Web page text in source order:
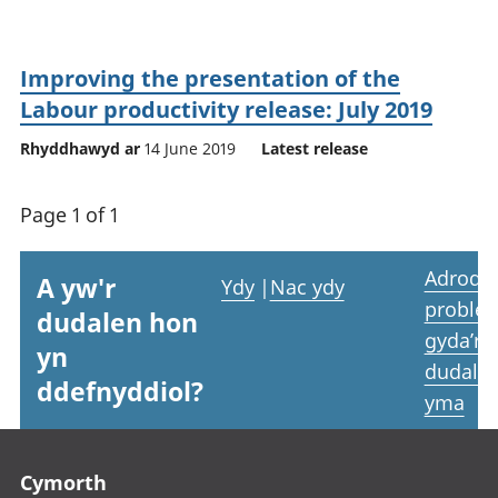
Improving the presentation of the
Labour productivity release: July 2019
Rhyddhawyd ar 14 June 2019 Latest release
Page 1 of 1
A yw'r
dudalen hon
yn
ddefnyddiol?
Ydy | Nac ydy
Adrodd
gyda’r
yma
Cymorth